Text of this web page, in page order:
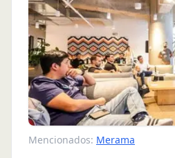
Mencionados: Merama